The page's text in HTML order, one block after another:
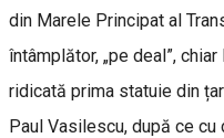
din Marele Principat al
întâmplător, „pe deal”,
ridicată prima statuie din
Paul Vasilescu, după ce